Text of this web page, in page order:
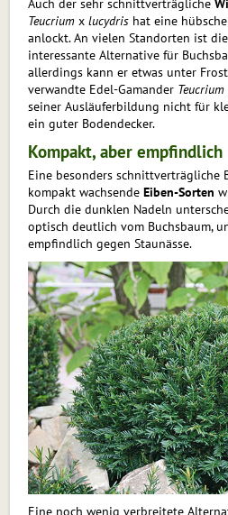
Auch der sehr schnittverträgliche
Teucrium x lucydris hat eine
anlockt. An vielen Standorten ist
interessante Alternative für
allerdings kann er etwas unter
verwandte Edel-Gamander
seiner Ausläuferbildung nicht für
ein guter Bodendecker.
Kompakt, aber empfindlich
Eine besonders schnittverträgliche
kompakt wach­sende Eiben-Sorten
Durch die dunklen Nadeln
optisch deutlich vom Buchsbaum,
empfindlich gegen Staunässe.
Eine noch wenig verbreitete